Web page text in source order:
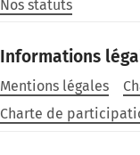
Nos statuts
Informations
Mentions légales
Charte de